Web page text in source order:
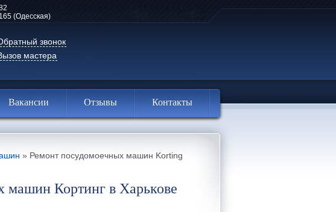
(Одесская)
звонок
мастера
Вакансии Отзывы Контакты
» Ремонт посудомоечных машин Korting
машин Кортинг в Харькове